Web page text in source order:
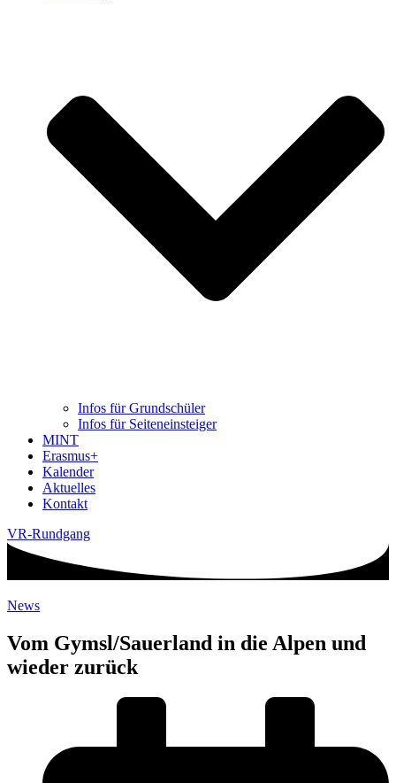
Infos für Grundschüler
Infos für Seiteneinsteiger
MINT
Erasmus+
Kalender
Aktuelles
Kontakt
VR-Rundgang
News
Vom Gymsl/Sauerland in die Alpen und
wieder zurück